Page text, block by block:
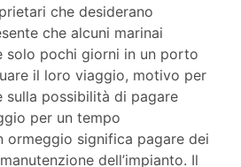
che desiderano
che alcuni marinai
solo pochi giorni in un porto
il loro viaggio, motivo per
sulla possibilità di pagare
per un tempo
ormeggio significa pagare dei
dell’impianto. Il